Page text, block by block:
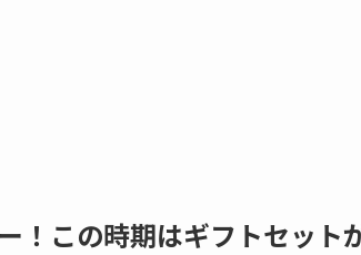
この時期はギフトセット